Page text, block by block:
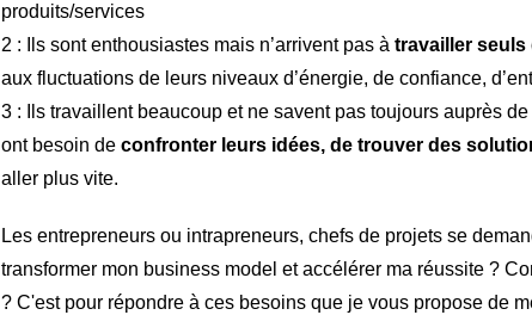
produits/services
2 : Ils sont enthousiastes mais n’arrivent pas à travailler seuls
aux fluctuations de leurs niveaux d’énergie, de confiance,
3 : Ils travaillent beaucoup et ne savent pas toujours auprès de
ont besoin de confronter leurs idées, de trouver des
aller plus vite.
Les entrepreneurs ou intrapreneurs, chefs de projets se
transformer mon business model et accélérer ma réussite ?
? C'est pour répondre à ces besoins que je vous propose de